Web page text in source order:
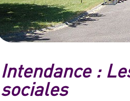
Intendance :
sociales